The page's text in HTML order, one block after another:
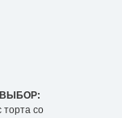
ВЫБОР:
торта со